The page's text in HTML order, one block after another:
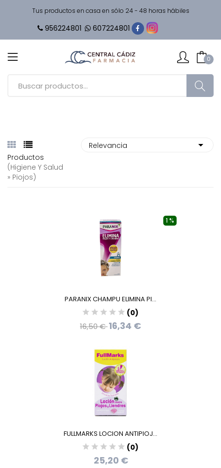
Tus productos en casa en sólo 24 - 48 horas hábiles
956224801 607224801
0
Productos
(higiene Y Salud
» Piojos)
1 %
PARANIX CHAMPU ELIMINA PI...
(0)
16,50 €16,34 €
FULLMARKS LOCION ANTIPIOJ...
(0)
25,20 €